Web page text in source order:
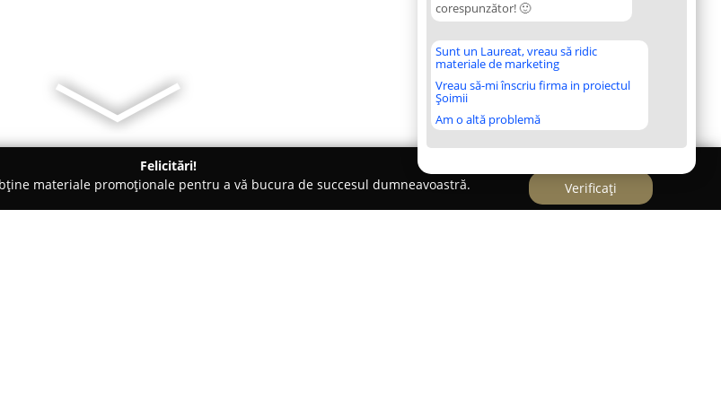
corespunzător! 🙂
Sunt un Laureat, vreau să ridic
materiale de marketing
Vreau să-mi înscriu firma in proiectul
Șoimii
Am o altă problemă
Felicitări!
materiale promoționale pentru a vă bucura de succesul dumneavoastră.
Verificați